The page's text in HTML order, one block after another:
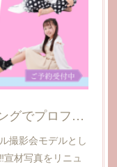
【募集】東京：本格ライティングでプロフィール撮影会@代々木
撮影会モデルとし
材写真をリニュ